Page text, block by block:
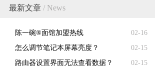
最新文章 / News
02-16
陈一碗®面馆加盟热线
02-15
怎么调节笔记本屏幕亮度？
02-15
路由器设置界面无法查看数据？